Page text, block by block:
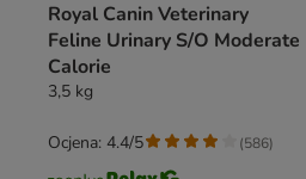
Royal Canin Veterinary
Feline Urinary S/O Moderate
Calorie
3,5 kg
Ocjena: 4.4/5 (586)